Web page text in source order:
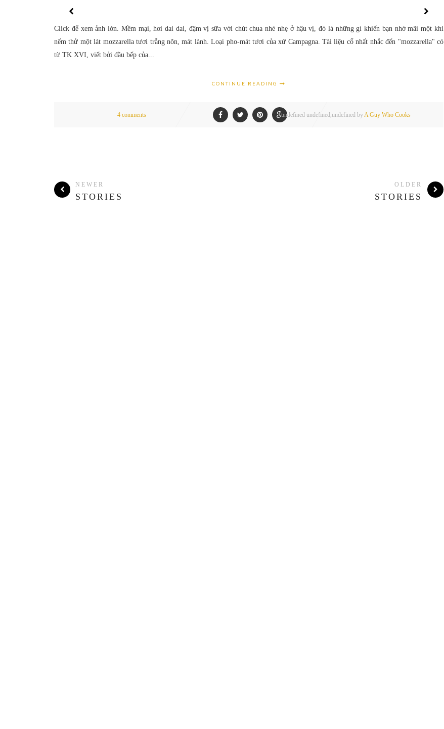
Click để xem ảnh lớn. Mềm mại, hơi dai dai, đậm vị sữa với chút chua nhè nhẹ ở hậu vị, đó là những gì khiến bạn nhớ mãi một khi
nếm thử một lát mozzarella tươi trắng nõn, mát lành. Loại pho-mát tươi của xứ Campagna. Tài liệu cổ nhất nhắc đến "mozzarella" có
từ TK XVI, viết bởi đầu bếp của...
CONTINUE READING
4 comments undefined undefined,undefined byA Guy Who Cooks
NEWER
STORIES
OLDER
STORIES